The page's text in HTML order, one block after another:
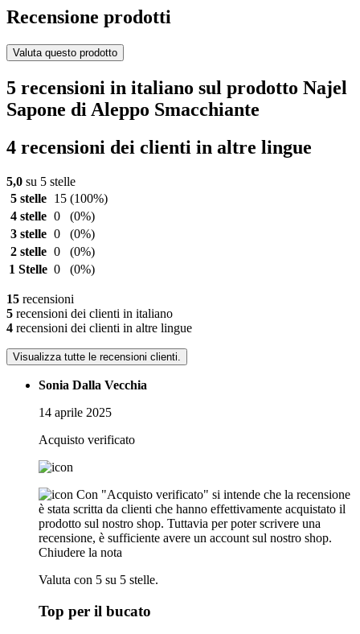
Recensione prodotti
Valuta questo prodotto
5 recensioni in italiano sul prodotto Najel
Sapone di Aleppo Smacchiante
4 recensioni dei clienti in altre lingue
5,0 su 5 stelle
5 stelle
15 (100%)
4 stelle 0
(0%)
3 stelle 0
(0%)
2 stelle 0
(0%)
1 Stelle 0 (0%)
15 recensioni
5 recensioni dei clienti in italiano
4 recensioni dei clienti in altre lingue
Visualizza tutte le recensioni clienti.
Sonia Dalla Vecchia
14 aprile 2025
Acquisto verificato
Con "Acquisto verificato" si intende che la recensione
è stata scritta da clienti che hanno effettivamente acquistato il
prodotto sul nostro shop. Tuttavia per poter scrivere una
recensione, è sufficiente avere un account sul nostro shop.
Chiudere la nota
Valuta con 5 su 5 stelle.
Top per il bucato